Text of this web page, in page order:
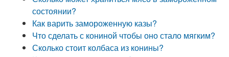
состоянии?
Как варить замороженную казы?
Что сделать с кониной чтобы оно стало мягким?
Сколько стоит колбаса из конины?